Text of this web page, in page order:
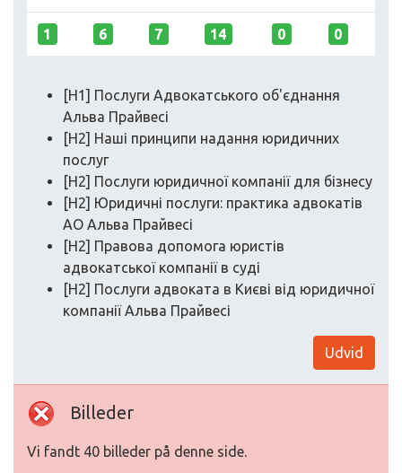
1 6 7 14 0 0
[H1] Послуги Адвокатського об'єднання
Альва Прайвесі
[H2] Наші принципи надання юридичних
послуг
[H2] Послуги юридичної компанії для бізнесу
[H2] Юридичні послуги: практика адвокатів
АО Альва Прайвесі
[H2] Правова допомога юристів
адвокатської компанії в суді
[H2] Послуги адвоката в Києві від юридичної
компанії Альва Прайвесі
Udvid
Billeder
Vi fandt 40 billeder på denne side.